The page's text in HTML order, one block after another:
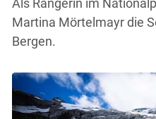
Martina Mörtelmayr die
Bergen.